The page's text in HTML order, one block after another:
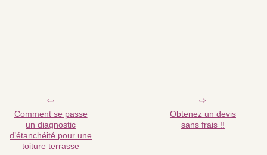
Comment se passe
un diagnostic
d’étanchéité pour une
toiture terrasse
Obtenez un devis
sans frais !!